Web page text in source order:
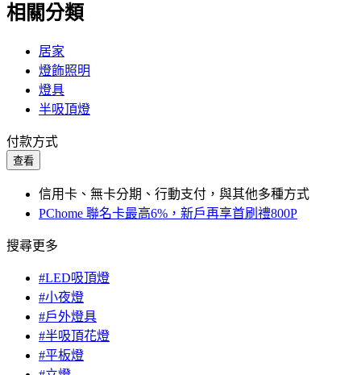
相關分類
居家
燈飾照明
燈具
半吸頂燈
付款方式
查看
信用卡、無卡分期、行動支付，與其他多種方式
PChome 聯名卡最高6%，新戶再享首刷禮800P
搜尋更多
#LED吸頂燈
#小夜燈
#戶外燈具
#半吸頂花燈
#平板燈